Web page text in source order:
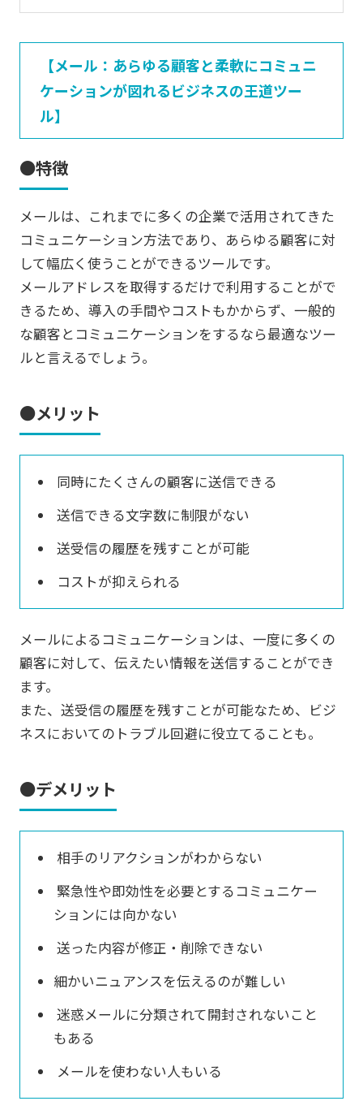
【メール：あらゆる顧客と柔軟にコミュニ
ケーションが図れるビジネスの王道ツー
ル】
●特徴
メールは、これまでに多くの企業で活用されてきた
コミュニケーション方法であり、あらゆる顧客に対
して幅広く使うことができるツールです。
メールアドレスを取得するだけで利用することがで
きるため、導入の手間やコストもかからず、一般的
な顧客とコミュニケーションをするなら最適なツー
ルと言えるでしょう。
●メリット
同時にたくさんの顧客に送信できる
送信できる文字数に制限がない
送受信の履歴を残すことが可能
コストが抑えられる
メールによるコミュニケーションは、一度に多くの
顧客に対して、伝えたい情報を送信することができ
ます。
また、送受信の履歴を残すことが可能なため、ビジ
ネスにおいてのトラブル回避に役立てることも。
●デメリット
相手のリアクションがわからない
緊急性や即効性を必要とするコミュニケー
ションには向かない
送った内容が修正・削除できない
細かいニュアンスを伝えるのが難しい
迷惑メールに分類されて開封されないこと
もある
メールを使わない人もいる